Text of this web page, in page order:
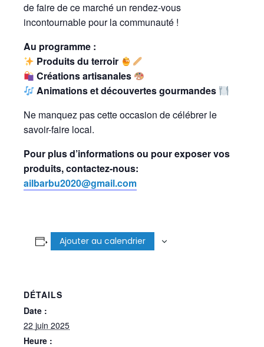
de faire de ce marché un rendez-vous
incontournable pour la communauté !
Au programme :
Produits du terroir
Créations artisanales
Animations et découvertes gourmandes
Ne manquez pas cette occasion de célébrer le
savoir-faire local.
Pour plus d’informations ou pour exposer vos
produits, contactez-nous:
ailbarbu2020@gmail.com
Ajouter au calendrier
DÉTAILS
Date :
22 juin 2025
Heure :